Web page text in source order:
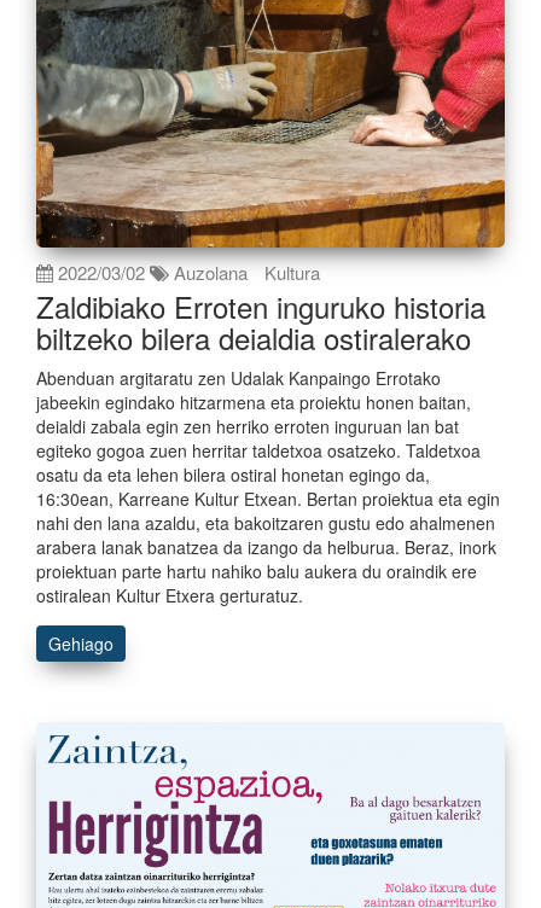
2022/03/02 Auzolana Kultura
Zaldibiako Erroten inguruko historia
biltzeko bilera deialdia ostiralerako
Abenduan argitaratu zen Udalak Kanpaingo Errotako
jabeekin egindako hitzarmena eta proiektu honen baitan,
deialdi zabala egin zen herriko erroten inguruan lan bat
egiteko gogoa zuen herritar taldetxoa osatzeko. Taldetxoa
osatu da eta lehen bilera ostiral honetan egingo da,
16:30ean, Karreane Kultur Etxean. Bertan proiektua eta egin
nahi den lana azaldu, eta bakoitzaren gustu edo ahalmenen
arabera lanak banatzea da izango da helburua. Beraz, inork
proiektuan parte hartu nahiko balu aukera du oraindik ere
ostiralean Kultur Etxera gerturatuz.
Gehiago